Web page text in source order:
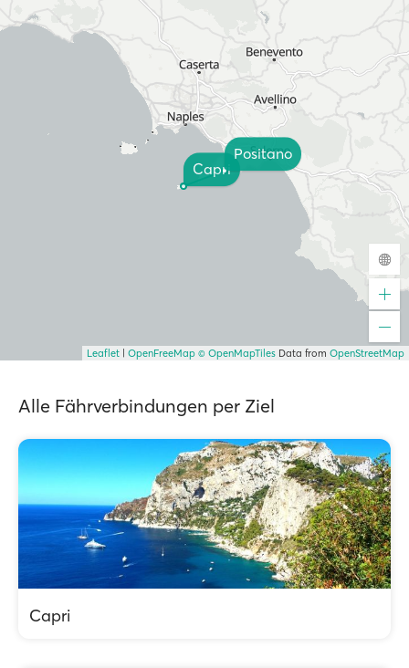
Capri
Positano
Leaflet OpenFreeMap © OpenMapTiles Data from OpenStreetMap
Alle Fährverbindungen per Ziel
Capri